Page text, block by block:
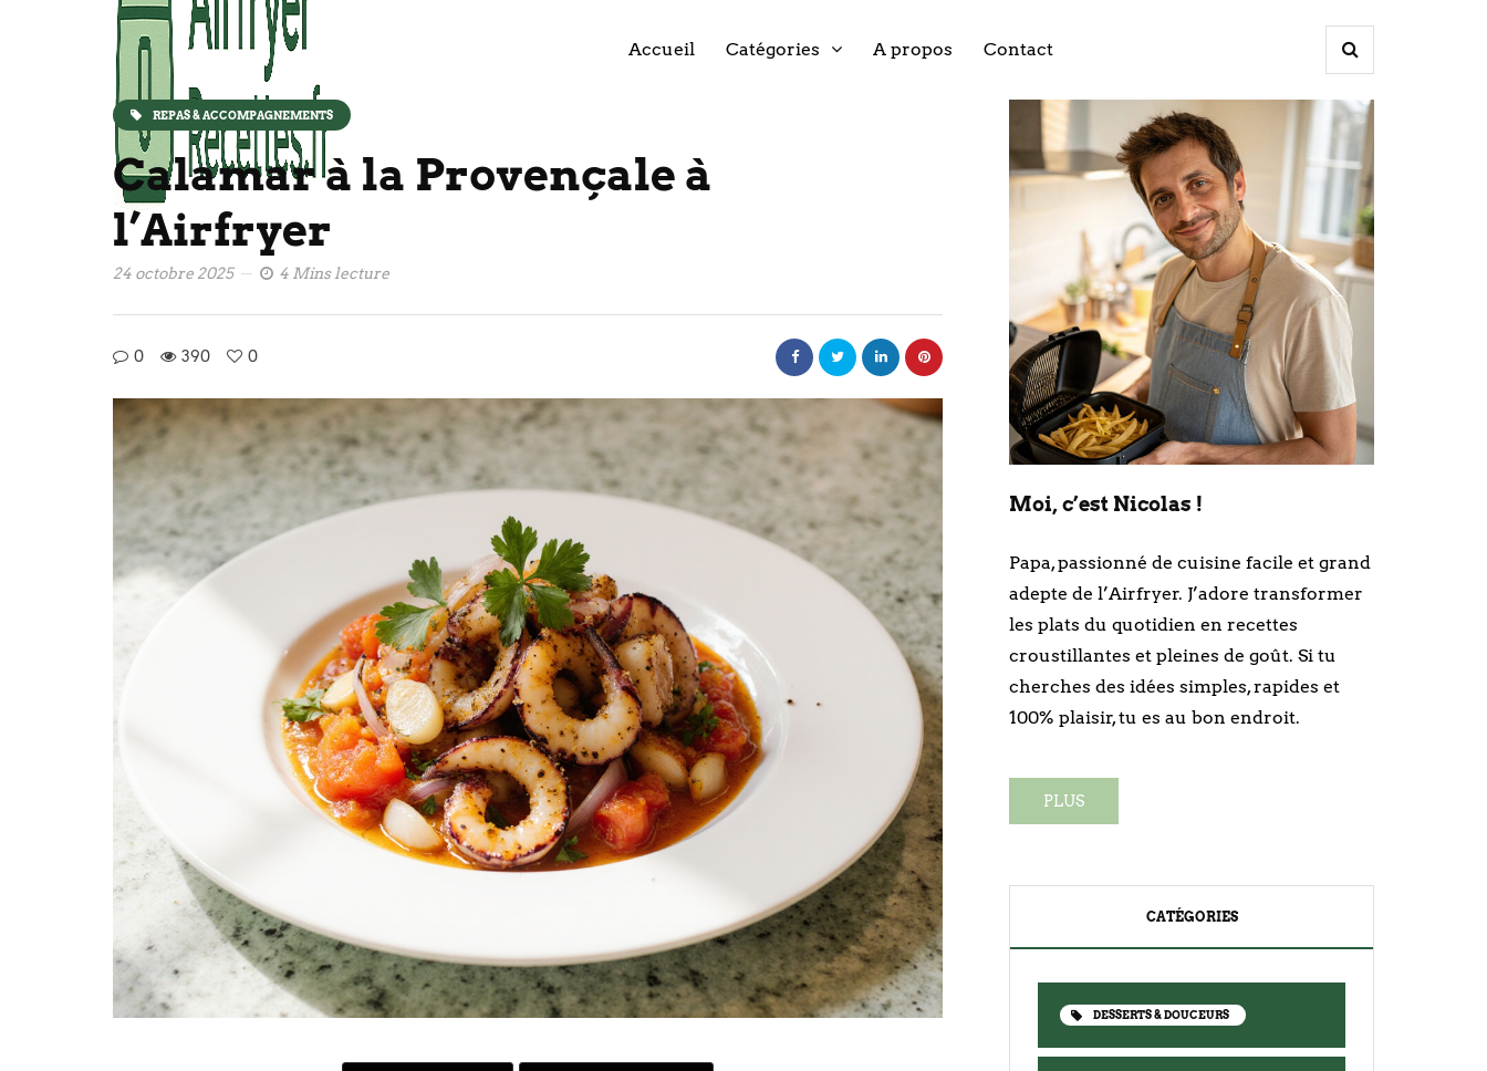
Accueil Catégories A propos Contact
REPAS & ACCOMPAGNEMENTS
Calamar à la Provençale à
l’Airfryer
24 octobre 2025 4 Mins lecture
0 390 0
Moi, c’est Nicolas !
Papa, passionné de cuisine facile et grand
adepte de l’Airfryer. J’adore transformer
les plats du quotidien en recettes
croustillantes et pleines de goût. Si tu
cherches des idées simples, rapides et
100% plaisir, tu es au bon endroit.
PLUS
CATÉGORIES
DESSERTS & DOUCEURS